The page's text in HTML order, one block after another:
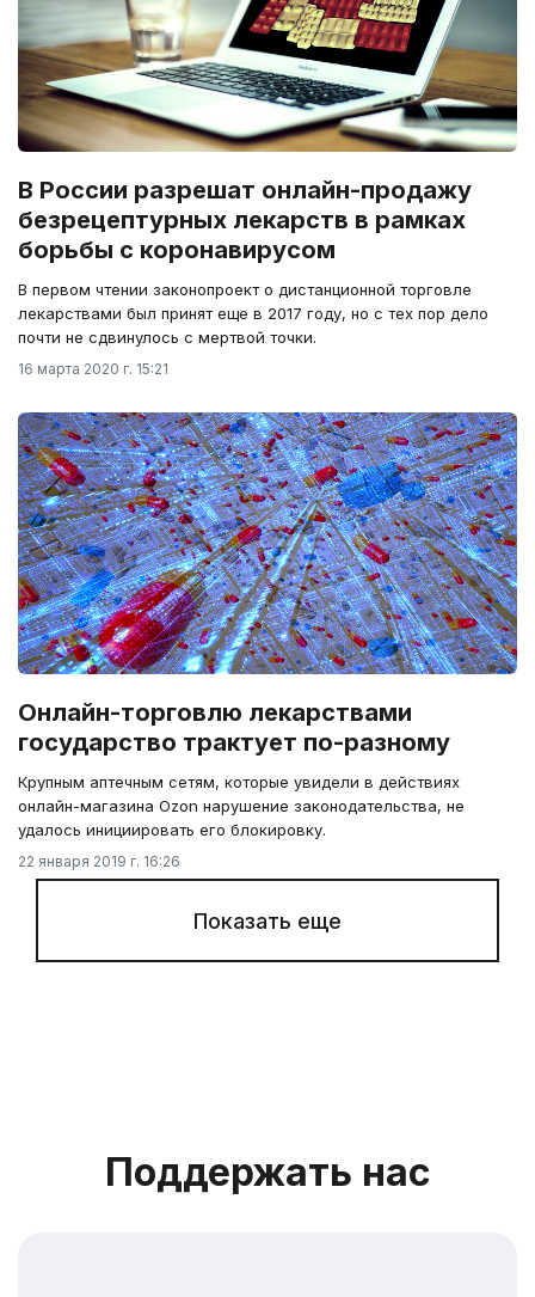
В России разрешат онлайн-продажу
безрецептурных лекарств в рамках
борьбы с коронавирусом
В первом чтении законопроект о дистанционной торговле
лекарствами был принят еще в 2017 году, но с тех пор дело
почти не сдвинулось с мертвой точки.
16 марта 2020 г. 15:21
Онлайн-торговлю лекарствами
государство трактует по-разному
Крупным аптечным сетям, которые увидели в действиях
онлайн-магазина Ozon нарушение законодательства, не
удалось инициировать его блокировку.
22 января 2019 г. 16:26
Показать еще
Поддержать нас